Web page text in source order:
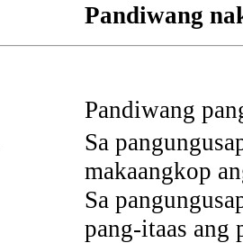
Pandiwang
Pandiwang
Sa
makaangkop
Sa
pang-itaas ang